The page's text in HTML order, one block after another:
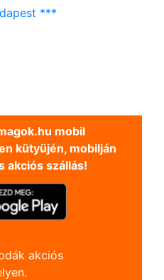
***
mobil
kütyüjén, mobilján
akciós szállás!
akciós